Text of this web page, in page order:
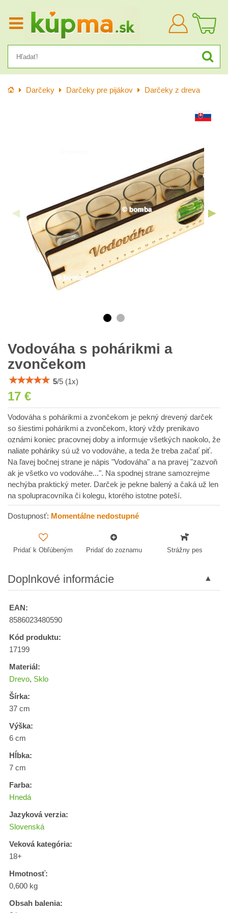
Prihlásiť
sa
Úvod Darčeky Darčeky pre pijákov Darčeky z dreva
Vodováha s pohárikmi a
zvončekom
5/5 (1 x)
17 €
Vodováha s pohárikmi a zvončekom je pekný drevený darček
so šiestimi pohárikmi a zvončekom, ktorý vždy prenikavo
oznámi koniec pracovnej doby a informuje všetkých naokolo, že
naliate poháriky sú už vo vodováhe, a teda že treba začať piť.
Na ľavej bočnej strane je nápis "Vodováha" a na pravej "zazvoň
ak je všetko vo vodováhe...". Na spodnej strane samozrejme
nechýba praktický meter. Darček je pekne balený a čaká už len
na spolupracovníka či kolegu, ktorého istotne poteší.
Dostupnosť: Momentálne nedostupné
Pridať k Obľúbeným Pridať do zoznamu Strážny pes
Doplnkové informácie
EAN:
8586023480590
Kód produktu:
17199
Materiál:
Drevo, Sklo
Šírka:
37 cm
Výška:
6 cm
Hĺbka:
7 cm
Farba:
Hnedá
Jazyková verzia:
Slovenská
Veková kategória:
18+
Hmotnosť:
0,600 kg
Obsah balenia: